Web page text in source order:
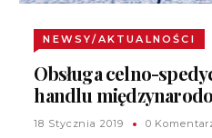
NEWSY/AKTUALNOŚCI
Obsługa celno-
handlu
18 Stycznia 2019 0